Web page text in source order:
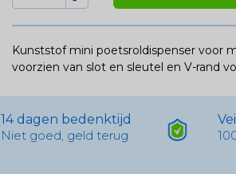
Kunststof mini poetsroldispenser voor
voorzien van slot en sleutel en V-rand
14 dagen bedenktijd
Niet goed, geld terug